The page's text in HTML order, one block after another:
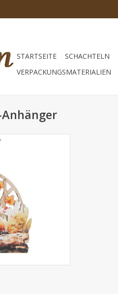
STARTSEITE SCHACHTELN
VERPACKUNGSMATERIALIEN
Anhänger